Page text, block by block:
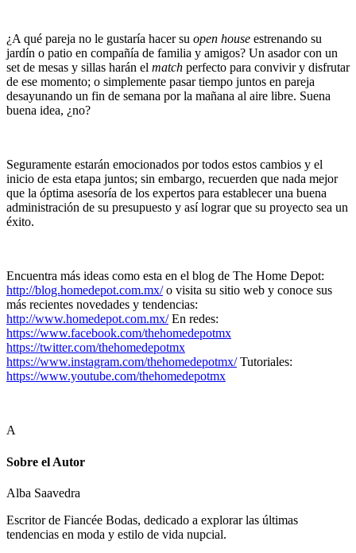
¿A qué pareja no le gustaría hacer su open house estrenando su
jardín o patio en compañía de familia y amigos? Un asador con un
set de mesas y sillas harán el match perfecto para convivir y disfrutar
de ese momento; o simplemente pasar tiempo juntos en pareja
desayunando un fin de semana por la mañana al aire libre. Suena
buena idea, ¿no?
Seguramente estarán emocionados por todos estos cambios y el
inicio de esta etapa juntos; sin embargo, recuerden que nada mejor
que la óptima asesoría de los expertos para establecer una buena
administración de su presupuesto y así lograr que su proyecto sea un
éxito.
Encuentra más ideas como esta en el blog de The Home Depot:
http://blog.homedepot.com.mx/o visita su sitio web y conoce sus
más recientes novedades y tendencias:
http://www.homedepot.com.mx/En redes:
https://www.facebook.com/thehomedepotmx
https://twitter.com/thehomedepotmx
https://www.instagram.com/thehomedepotmx/Tutoriales:
https://www.youtube.com/thehomedepotmx
A
Sobre el Autor
Alba Saavedra
Escritor de Fiancée Bodas, dedicado a explorar las últimas
tendencias en moda y estilo de vida nupcial.